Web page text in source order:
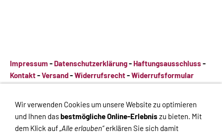
Impressum - Datenschutzerklärung- Haftungsausschluss -
Kontakt-Versand-Widerrufsrecht-Widerrufsformular
Impressum-Datenschutzerklärung-Haftungsausschluss
Kontakt-Versand-Widerrufsrecht -Widerrufsformular
Wir verwenden Cookies um unsere Website zu optimieren
und Ihnen dasbestmögliche Online-Erlebnis zu bieten. Mit
dem Klick auf„Alle erlauben“erklären Sie sich damit